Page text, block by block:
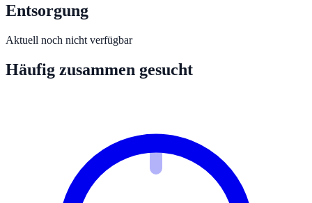
Entsorgung
Aktuell noch nicht verfügbar
Häufig zusammen gesucht